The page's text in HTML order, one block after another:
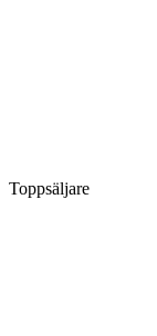
Toppsäljare